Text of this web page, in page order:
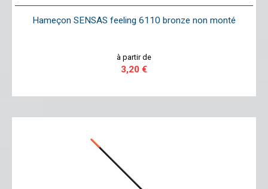
Hameçon SENSAS feeling 6110 bronze non monté
à partir de
3,20 €